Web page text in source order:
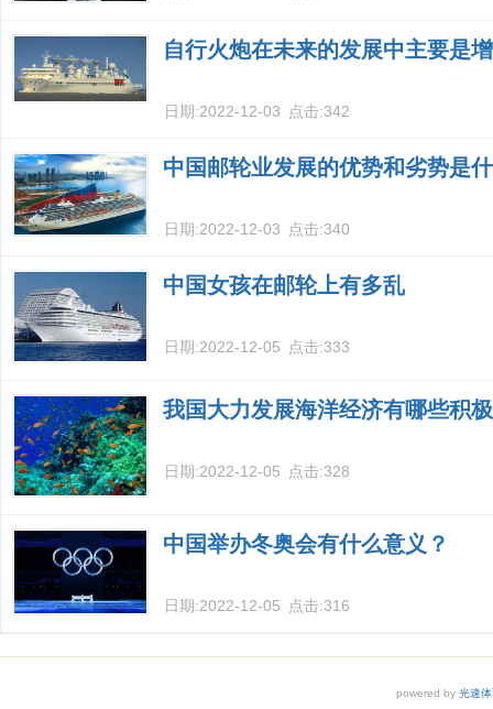
自行火炮在未来的发展中主要是
日期:2022-12-03 点击:342
中国邮轮业发展的优势和劣势是
日期:2022-12-03 点击:340
中国女孩在邮轮上有多乱
日期:2022-12-05 点击:333
我国大力发展海洋经济有哪些积
日期:2022-12-05 点击:328
中国举办冬奥会有什么意义？
日期:2022-12-05 点击:316
powered by 光速